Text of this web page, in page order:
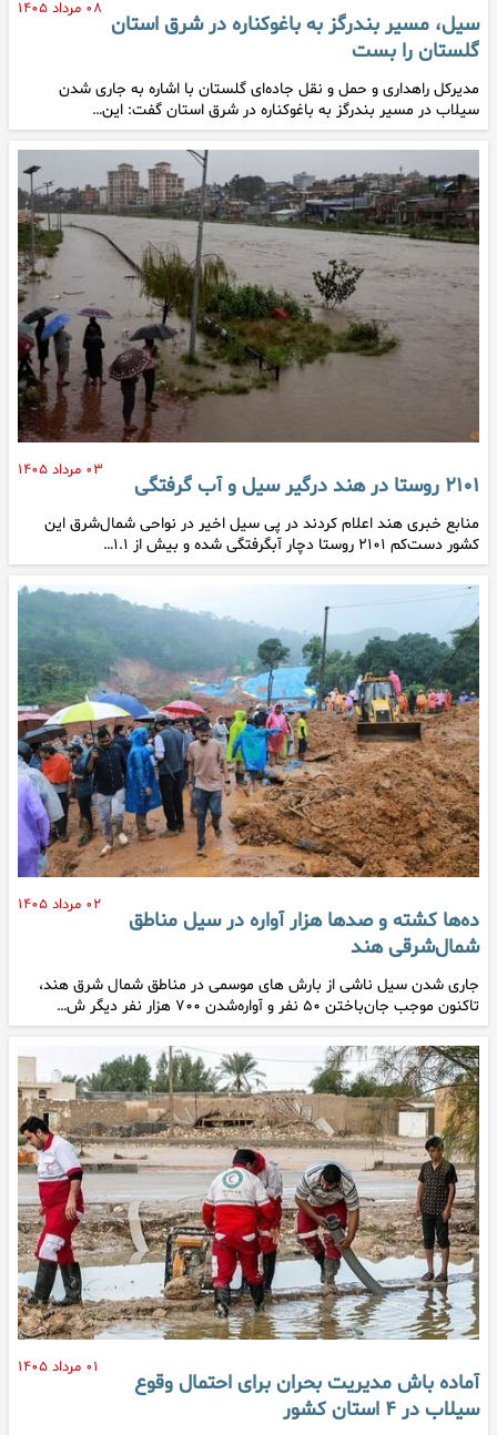
۰۸ مرداد ۱۴۰۵
سیل، مسیر بندرگز به باغوکناره در شرق استان
گلستان را بست
مدیرکل راهداری و حمل و نقل جاده‌ای گلستان با اشاره به جاری شدن
سیلاب در مسیر بندرگز به باغوکناره در شرق استان گفت: این…
۰۳ مرداد ۱۴۰۵
۲۱۰۱ روستا در هند درگیر سیل و آب گرفتگی
منابع خبری هند اعلام کردند در پی سیل اخیر در نواحی شمال‌شرق این
کشور دست‌کم ۲۱۰۱ روستا دچار آبگرفتگی شده‌ و بیش از ۱.۱…
۰۲ مرداد ۱۴۰۵
ده‌ها کشته و صدها هزار آواره در سیل مناطق
شمال‌شرقی هند
جاری شدن سیل ناشی از بارش های موسمی در مناطق شمال شرق هند،
تاکنون موجب جان‌باختن ۵۰ نفر و آواره‌شدن ۷۰۰ هزار نفر دیگر ش…
۰۱ مرداد ۱۴۰۵
آماده باش مدیریت بحران برای احتمال وقوع
سیلاب در ۴ استان کشور